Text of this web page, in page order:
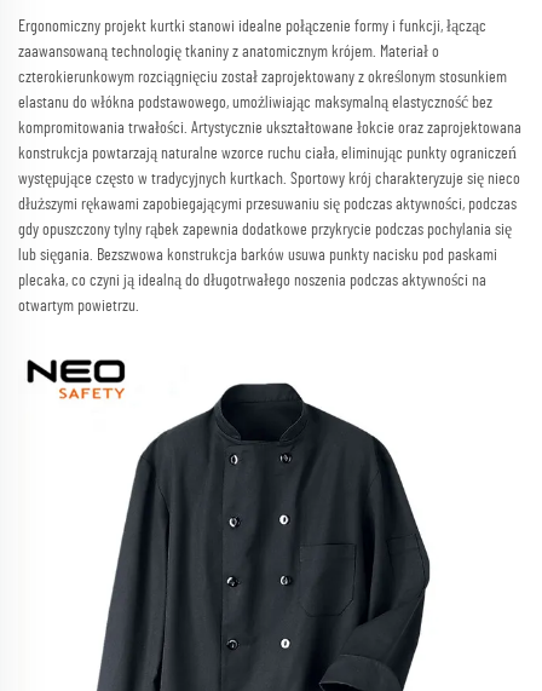
Ergonomiczny projekt kurtki stanowi idealne połączenie formy i funkcji, łącząc
zaawansowaną technologię tkaniny z anatomicznym krójem. Materiał o
czterokierunkowym rozciągnięciu został zaprojektowany z określonym stosunkiem
elastanu do włókna podstawowego, umożliwiając maksymalną elastyczność bez
kompromitowania trwałości. Artystycznie ukształtowane łokcie oraz zaprojektowana
konstrukcja powtarzają naturalne wzorce ruchu ciała, eliminując punkty ograniczeń
występujące często w tradycyjnych kurtkach. Sportowy krój charakteryzuje się nieco
dłuższymi rękawami zapobiegającymi przesuwaniu się podczas aktywności, podczas
gdy opuszczony tylny rąbek zapewnia dodatkowe przykrycie podczas pochylania się
lub sięgania. Bezszwowa konstrukcja barków usuwa punkty nacisku pod paskami
plecaka, co czyni ją idealną do długotrwałego noszenia podczas aktywności na
otwartym powietrzu.